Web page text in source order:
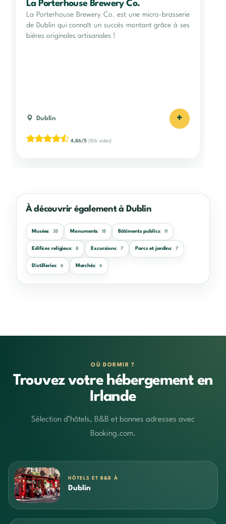
La Porterhouse Brewery Co.
La Porterhouse Brewery Co. est une micro-brasserie
de Dublin qui connaît un succès montant grâce à ses
bières originales artisanales !
Dublin +
4,86/5 (166 votes)
À découvrir également à Dublin
Musées 35 Monuments 15 Bâtiments publics 11
Edifices religieux 8 Excursions 7 Parcs et jardins 7
Distilleries 6 Marchés 6
OÙ DORMIR ?
Trouvez votre hébergement en
Irlande
Sélection d’hôtels, B&B et bonnes adresses avec
Booking.com.
HÔTELS ET B&B À
Dublin